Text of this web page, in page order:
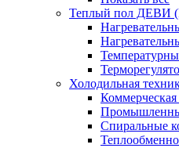
Теплый пол ДЕВИ
Холодильная
Коммерческая
Спиральные